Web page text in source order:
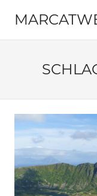
Inhalt
springen
Fotografie